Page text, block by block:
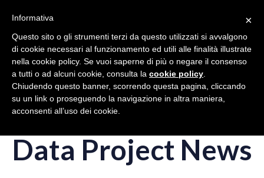
navigation
Volleyball
Data Project News
×
Informativa
Questo sito o gli strumenti terzi da questo utilizzati si avvalgono
di cookie necessari al funzionamento ed utili alle finalità illustrate
nella cookie policy. Se vuoi saperne di più o negare il consenso
a tutti o ad alcuni cookie, consulta la cookie policy
Chiudendo questo banner, scorrendo questa pagina, cliccando
su un link o proseguendo la navigazione in altra maniera,
acconsenti all’uso dei cookie.